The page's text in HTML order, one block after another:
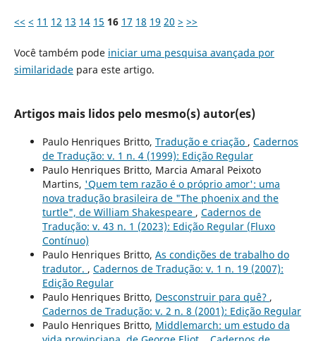
<< < 11 12 13 14 15 16 17 18 19 20 > >>
Você também pode iniciar uma pesquisa avançada por
similaridadepara este artigo.
Artigos mais lidos pelo mesmo(s) autor(es)
Paulo Henriques Britto, Tradução e criação , Cadernos
de Tradução: v. 1 n. 4 (1999): Edição Regular
Paulo Henriques Britto, Marcia Amaral Peixoto
Martins, 'Quem tem razão é o próprio amor': uma
nova tradução brasileira de "The phoenix and the
turtle", de William Shakespeare , Cadernos de
Tradução: v. 43 n. 1 (2023): Edição Regular (Fluxo
Contínuo)
Paulo Henriques Britto, As condições de trabalho do
tradutor. , Cadernos de Tradução: v. 1 n. 19 (2007):
Edição Regular
Paulo Henriques Britto, Desconstruir para quê? ,
Cadernos de Tradução: v. 2 n. 8 (2001): Edição Regular
Paulo Henriques Britto, Middlemarch: um estudo da